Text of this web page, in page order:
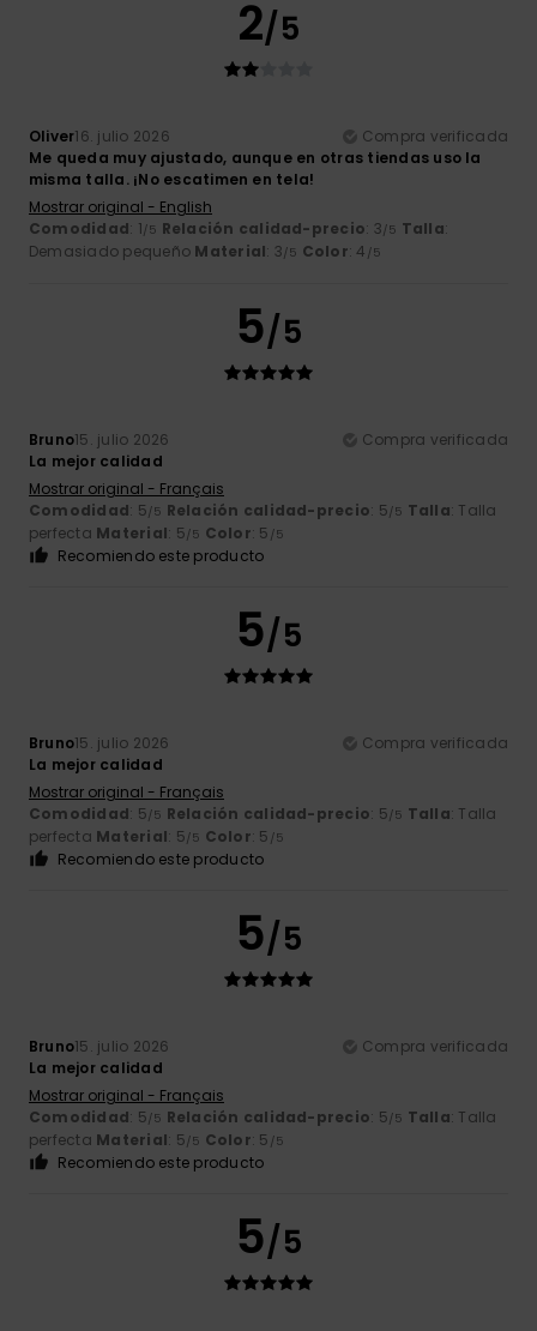
2/5
Oliver16. julio 2026
Compra verificada
Me queda muy ajustado, aunque en otras tiendas uso la
misma talla. ¡No escatimen en tela!
Mostrar original - English
Comodidad: 1/5 Relación calidad-precio: 3/5 Talla:
Demasiado pequeño Material: 3/5 Color: 4 /5
5/5
Bruno15. julio 2026
Compra verificada
La mejor calidad
Mostrar original - Français
Comodidad: 5/5 Relación calidad-precio: 5/5 Talla: Talla
perfecta Material: 5/5 Color: 5 /5
Recomiendo este producto
5/5
Bruno15. julio 2026
Compra verificada
La mejor calidad
Mostrar original - Français
Comodidad: 5/5 Relación calidad-precio: 5/5 Talla: Talla
perfecta Material: 5/5 Color: 5 /5
Recomiendo este producto
5/5
Bruno15. julio 2026
Compra verificada
La mejor calidad
Mostrar original - Français
Comodidad: 5/5 Relación calidad-precio: 5/5 Talla: Talla
perfecta Material: 5/5 Color: 5 /5
Recomiendo este producto
5/5